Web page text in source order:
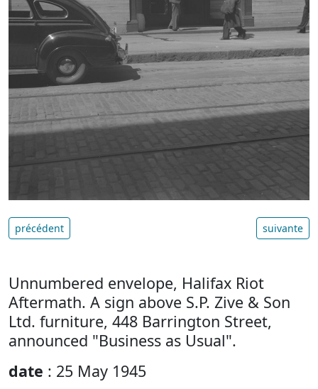
précédent suivante
Unnumbered envelope, Halifax Riot
Aftermath. A sign above S.P. Zive & Son
Ltd. furniture, 448 Barrington Street,
announced "Business as Usual".
date : 25 May 1945